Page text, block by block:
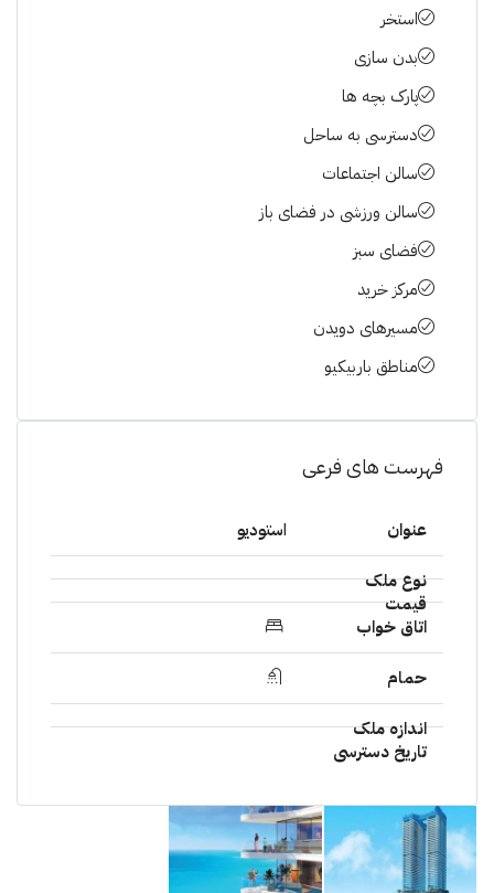
استخر
بدن سازی
پارک بچه ها
دسترسی به ساحل
سالن اجتماعات
سالن ورزشی در فضای باز
فضای سبز
مرکز خرید
مسیرهای دویدن
مناطق باربیکیو
فهرست های فرعی
استودیو